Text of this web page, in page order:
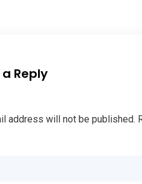
Reply
address will not be published.